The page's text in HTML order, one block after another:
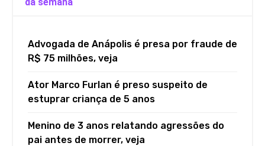
Advogada de Anápolis é presa por fraude de
R$ 75 milhões, veja
Ator Marco Furlan é preso suspeito de
estuprar criança de 5 anos
Menino de 3 anos relatando agressões do
pai antes de morrer, veja